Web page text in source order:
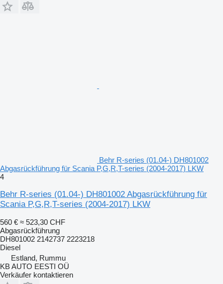
Behr R-series (01.04-) DH801002
Abgasrückführung für Scania P,G,R,T-series (2004-2017) LKW
4
Behr R-series (01.04-) DH801002 Abgasrückführung für
Scania P,G,R,T-series (2004-2017) LKW
560 € ≈ 523,30 CHF
Abgasrückführung
DH801002 2142737 2223218
Diesel
Estland, Rummu
KB AUTO EESTI OÜ
Verkäufer kontaktieren